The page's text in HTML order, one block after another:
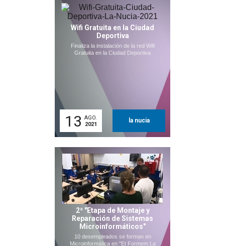
Wifi Gratuita en la Ciudad
Deportiva
Finaliza la instalación de la red Wifi
Gratuita en la Ciudad Deportiva
13 AGO.
2021
la nucia
2ª "Etapa de Montaje y
Reparación de Sistemas
Microinformáticos"
10 desempleados se forman en
Microinformática en "Et Formem La